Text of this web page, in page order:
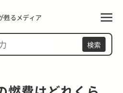
甦るメディア
検索